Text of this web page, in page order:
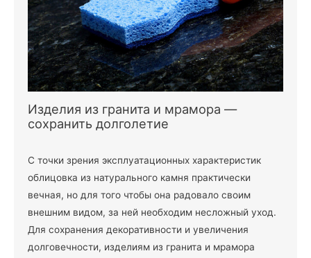
Изделия из гранита и мрамора —
сохранить долголетие
С точки зрения эксплуатационных характеристик
облицовка из натурального камня практически
вечная, но для того чтобы она радовало своим
внешним видом, за ней необходим несложный уход.
Для сохранения декоративности и увеличения
долговечности, изделиям из гранита и мрамора